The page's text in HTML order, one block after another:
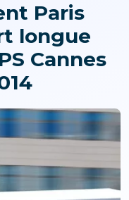
Paris
longue
Cannes